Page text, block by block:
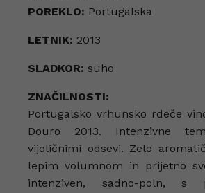
POREKLO: Portugalska
LETNIK: 2013
SLADKOR: suho
ZNAČILNOSTI:
Portugalsko vrhunsko rdeče
Douro 2013. Intenzivne
vijoličnimi odsevi. Zelo
lepim volumnom in prijetno
intenziven, sadno-poln, s